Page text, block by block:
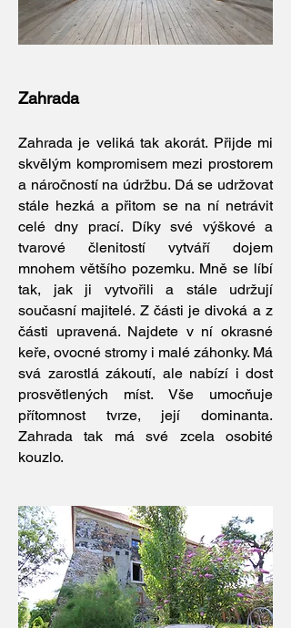
Zahrada
Zahrada je veliká tak akorát. Přijde mi
skvělým kompromisem mezi prostorem
a náročností na údržbu. Dá se udržovat
stále hezká a přitom se na ní netrávit
celé dny prací. Díky své výškové a
tvarové členitostí vytváří dojem
mnohem většího pozemku. Mně se líbí
tak, jak ji vytvořili a stále udržují
současní majitelé. Z části je divoká a z
části upravená. Najdete v ní okrasné
keře, ovocné stromy i malé záhonky. Má
svá zarostlá zákoutí, ale nabízí i dost
prosvětlených míst. Vše umocňuje
přítomnost tvrze, její dominanta.
Zahrada tak má své zcela osobité
kouzlo.